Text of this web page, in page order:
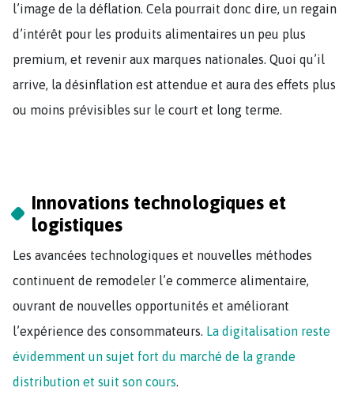
l’image de la déflation. Cela pourrait donc dire, un regain
d’intérêt pour les produits alimentaires un peu plus
premium, et revenir aux marques nationales. Quoi qu’il
arrive, la désinflation est attendue et aura des effets plus
ou moins prévisibles sur le court et long terme.
Innovations technologiques et
logistiques
Les avancées technologiques et nouvelles méthodes
continuent de remodeler l’e commerce alimentaire,
ouvrant de nouvelles opportunités et améliorant
l’expérience des consommateurs. La digitalisation reste
évidemment un sujet fort du marché de la grande
distribution et suit son cours.